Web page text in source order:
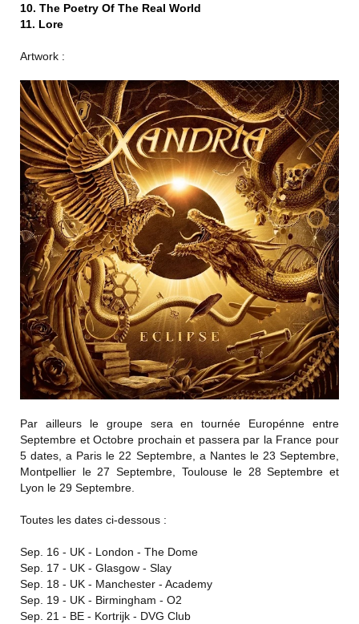
10. The Poetry Of The Real World
11. Lore
Artwork :
Par ailleurs le groupe sera en tournée Europénne entre
Septembre et Octobre prochain et passera par la France pour
5 dates, a Paris le 22 Septembre, a Nantes le 23 Septembre,
Montpellier le 27 Septembre, Toulouse le 28 Septembre et
Lyon le 29 Septembre.
Toutes les dates ci-dessous :
Sep. 16 - UK - London - The Dome
Sep. 17 - UK - Glasgow - Slay
Sep. 18 - UK - Manchester - Academy
Sep. 19 - UK - Birmingham - O2
Sep. 21 - BE - Kortrijk - DVG Club